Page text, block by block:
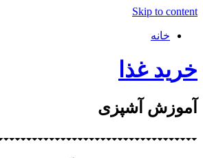
Skip to content
خانه
خرید غذا
آموزش آشپزی